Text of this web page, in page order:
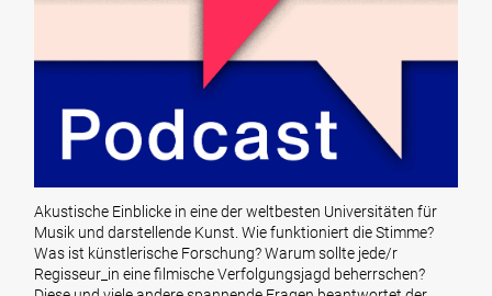
Akustische Einblicke in eine der weltbesten Universitäten für
Musik und darstellende Kunst. Wie funktioniert die Stimme?
Was ist künstlerische Forschung? Warum sollte jede/r
Regisseur_in eine filmische Verfolgungsjagd beherrschen?